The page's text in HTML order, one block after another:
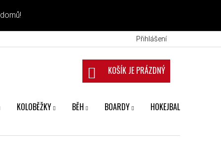
Přihlášení
NÁKUPNÍ KOŠÍK
KOLOBĚŽKY BĚH BOARDY HOKEJBAL